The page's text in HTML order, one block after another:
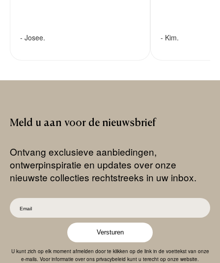
- Josee. - Kim.
Meld u aan voor de nieuwsbrief
Ontvang exclusieve aanbiedingen,
ontwerpinspiratie en updates over onze
nieuwste collecties rechtstreeks in uw inbox.
Versturen
U kunt zich op elk moment afmelden door te klikken op de link in de voettekst van onze
e-mails. Voor informatie over ons privacybeleid kunt u terecht op onze website.